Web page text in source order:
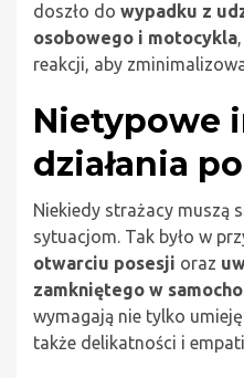
doszło do wypadku z
osobowego i motocykla
reakcji, aby
Nietypowe
działania
Niekiedy strażacy muszą
sytuacjom. Tak było w
otwarciu posesji oraz
zamkniętego w
wymagają nie tylko
także delikatności i